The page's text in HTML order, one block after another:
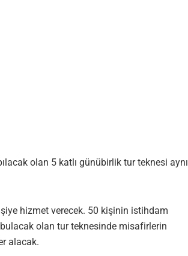
olan 5 katlı günübirlik tur teknesi aynı
hizmet verecek. 50 kişinin istihdam
olan tur teknesinde misafirlerin
alacak.